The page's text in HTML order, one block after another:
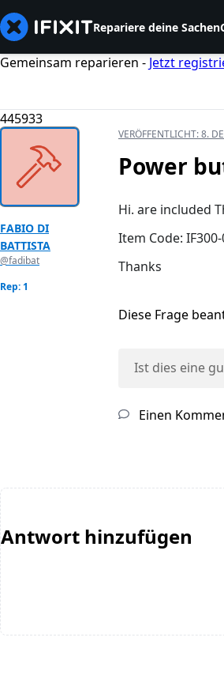
Repariere deine Sachen
Gemeinsam reparieren - Jetzt
445933
FABIO DI
BATTISTA
@fadibat
Rep: 1
VERÖFFENTLICHT:8.
Power
Hi. are included
Item Code: IF300-
Thanks
Diese Frage
Ist dies eine
Einen
Antwort hinzufügen